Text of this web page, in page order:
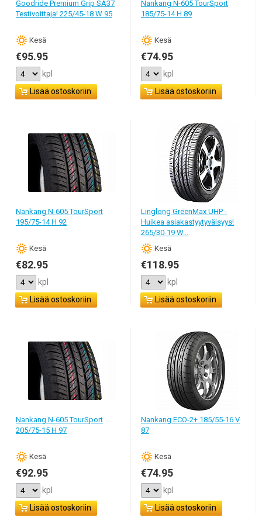
aina maksa paljon.
Goodride Premium Grip SA37
Testivoittaja! 225/45-18 W 95
Кesä
€95.95
kpl
Lisää ostoskoriin
Nankang N-605 TourSport
185/75-14 H 89
Кesä
€74.95
kpl
Lisää ostoskoriin
Nankang N-605 TourSport
195/75-14 H 92
Кesä
€82.95
kpl
Lisää ostoskoriin
Linglong GreenMax UHP -
Huikea asiakastyytyväisyys!
265/30-19 W...
Кesä
€118.95
kpl
Lisää ostoskoriin
Nankang N-605 TourSport
205/75-15 H 97
Кesä
€92.95
kpl
Lisää ostoskoriin
Nankang ECO-2+ 185/55-16 V
87
Кesä
€74.95
kpl
Lisää ostoskoriin